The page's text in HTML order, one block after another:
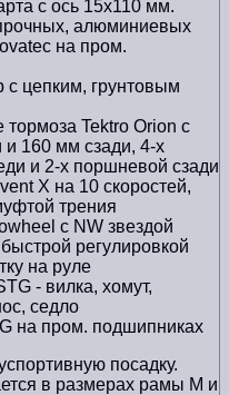
с ось 15х110 мм.
алюминиевых
на пром.
с цепким, грунтовым
Tektro Orion с
160 мм сзади, 4-х
и 2-х поршневой сзади
X на 10 скоростей,
трения
с NW звездой
регулировкой
на руле
- вилка, хомут,
седло
на пром. подшипниках
посадку.
в размерах рамы M и